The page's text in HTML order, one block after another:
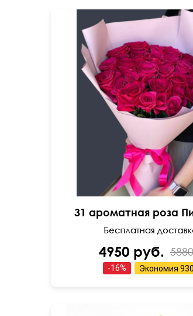
55 см 40
31 ароматная роза
4950 руб.
-16% Экономия